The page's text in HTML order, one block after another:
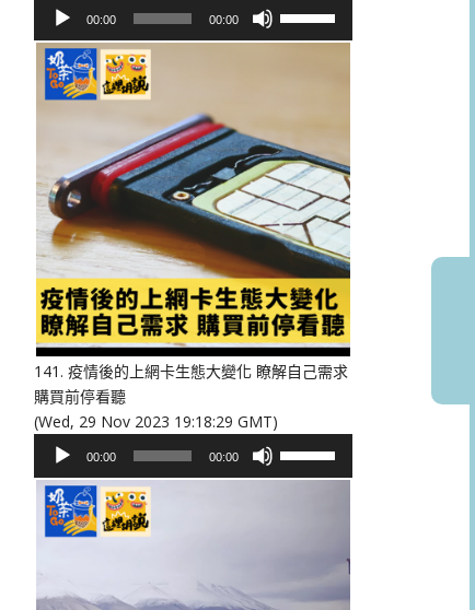
播
放
00:00 00:00
鍵
以
提
高
或
降
低
音
量。
141. 疫情後的上網卡生態大變化 瞭解自己需求
購買前停看聽
(Wed, 29 Nov 2023 19:18:29 GMT)
播
放
00:00 00:00